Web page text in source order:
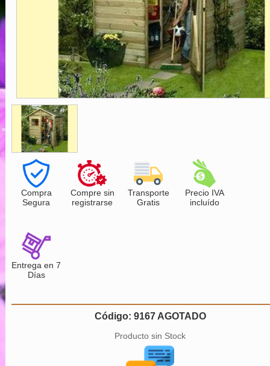
Compra
Segura
Compre sin
registrarse
Transporte
Gratis
Precio IVA
incluído
Entrega en 7
Días
Código: 9167 AGOTADO
Producto sin Stock